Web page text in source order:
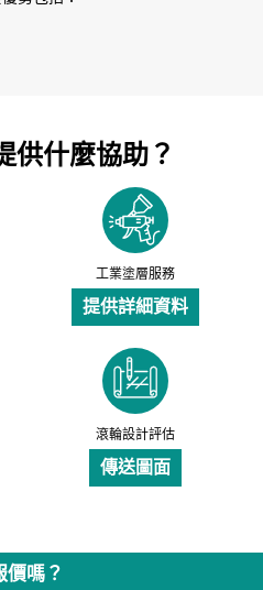
供什麼協助？
工業塗層服務
提供詳細資料
滾輪設計評估
傳送圖面
價嗎？